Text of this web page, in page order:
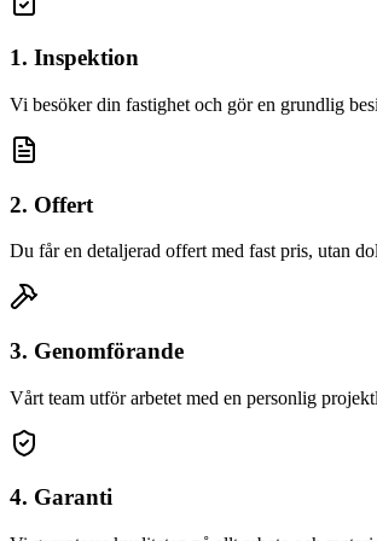
1. Inspektion
Vi besöker din fastighet och gör en grundlig
2. Offert
Du får en detaljerad offert med fast pris, utan
3. Genomförande
Vårt team utför arbetet med en personlig
4. Garanti